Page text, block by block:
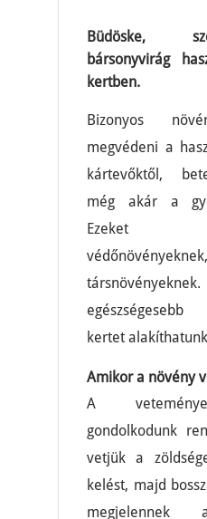
Büdöske,
bársonyvirág
kertben.
Bizonyos
megvédeni a
kártevőktől,
még akár a
Ezeket
kertet
Amikor a növény
A
gondolkodunk
vetjük a
kelést, majd
megjelennek